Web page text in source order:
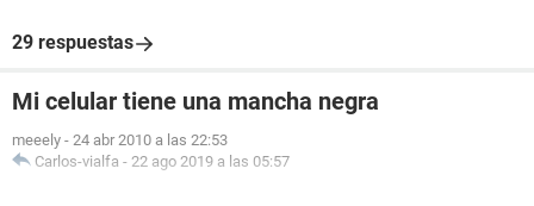
29 respuestas
Mi celular tiene una mancha negra
meeely - 24 abr 2010 a las 22:53
Carlos-vialfa - 22 ago 2019 a las 05:57